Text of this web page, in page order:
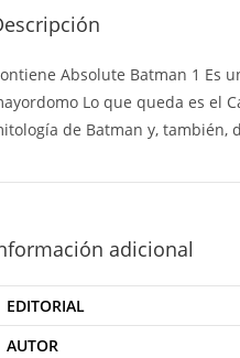
Absolute Batman 1 Es
Lo que queda es el
de Batman y, también,
adicional
EDITORIAL
AUTOR